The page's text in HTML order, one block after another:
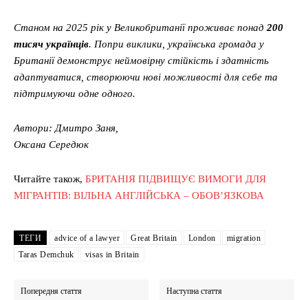
Станом на 2025 рік у Великобританії проживає понад200
тисяч українців. Попри виклики, українська громада у
Британії демонструє неймовірну стійкість і здатність
адаптуватися, створюючи нові можливості для себе та
підтримуючи одне одного.
Автори: Дмитро Заня,
Оксана Середюк
Читайте також, БРИТАНІЯ ПІДВИЩУЄ ВИМОГИ ДЛЯ
МІГРАНТІВ: ВІЛЬНА АНГЛІЙСЬКА – ОБОВ’ЯЗКОВА
ТЕГИ advice of a lawyer Great Britain London
migration
Taras Demchuk
visas in Britain
Попередня стаття Наступна стаття